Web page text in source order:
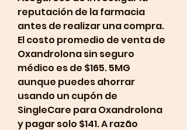
reputación de la farmacia
antes de realizar una compra.
El costo promedio de venta de
Oxandrolona sin seguro
médico es de $165. 5MG
aunque puedes ahorrar
usando un cupón de
SingleCare para Oxandrolona
y pagar solo $141. A razão